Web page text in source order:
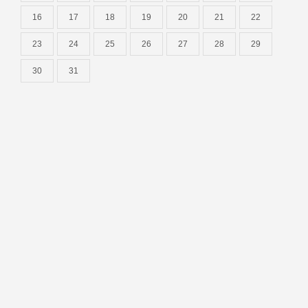
16 17 18 19 20 21 22
23 24 25 26 27 28 29
30 31